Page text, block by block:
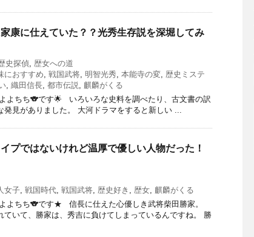
康に仕えていた？？光秀生存説を深堀してみ
史探偵, 歴女への道
におすすめ, 戦国武将, 明智光秀, 本能寺の変, 歴史ミステ
, 織田信長, 都市伝説, 麒麟がくる
よちち🐨です🌟 いろいろな史料を調べたり、古文書の訳
発見がありました。 大河ドラマをすると新しい ...
プではないけれど温厚で優しい人物だった！
女子, 戦国時代, 戦国武将, 歴史好き , 歴女, 麒麟がくる
よちち🐨です★ 信長に仕えた心優しき武将柴田勝家。
ていて、勝家は、秀吉に負けてしまっているんですね。 勝